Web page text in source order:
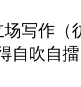
作（
自吹自